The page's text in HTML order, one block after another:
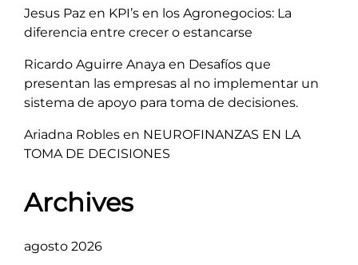
Jesus Paz en KPI’s en los Agronegocios: La
diferencia entre crecer o estancarse
Ricardo Aguirre Anaya en Desafíos que
presentan las empresas al no implementar un
sistema de apoyo para toma de decisiones.
Ariadna Robles en NEUROFINANZAS EN LA
TOMA DE DECISIONES
Archives
agosto 2026